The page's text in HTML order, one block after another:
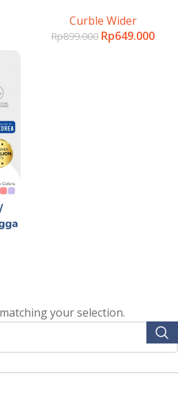
Curble Wider
Rp899.000 Rp649.000
your selection.